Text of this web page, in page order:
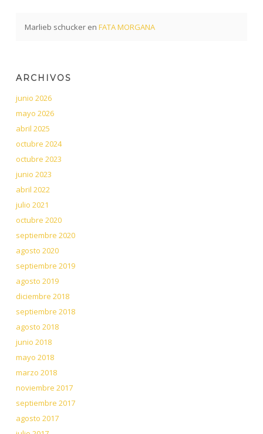
Marlieb schuckeren FATA MORGANA
ARCHIVOS
junio 2026
mayo 2026
abril 2025
octubre 2024
octubre 2023
junio 2023
abril 2022
julio 2021
octubre 2020
septiembre 2020
agosto 2020
septiembre 2019
agosto 2019
diciembre 2018
septiembre 2018
agosto 2018
junio 2018
mayo 2018
marzo 2018
noviembre 2017
septiembre 2017
agosto 2017